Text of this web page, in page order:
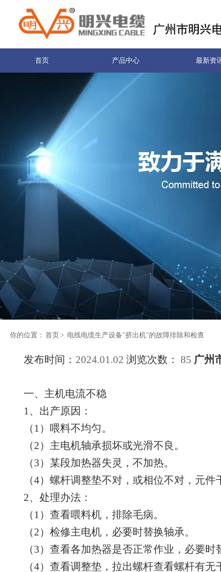
首页 产品中心 最新资
联系我们
你的位置： 首页 > 电线电缆生产设备"挤出机"的故障排除和检查
发布时间： 2024.01.02 浏览次数： 85 广州
一、主机电流不稳
1、出产原因：
（1）喂料不均匀。
（2）主电机轴承损坏或光滑不良。
（3）某段加热器失灵，不加热。
（4）螺杆调整垫不对，或相位不对，元
2、处理办法：
（1）查看喂料机，排除毛病。
（2）检修主电机，必要时替换轴承。
（3）查看各加热器是否正常作业，必要
（4）查看调整垫，拉出螺杆查看螺杆有